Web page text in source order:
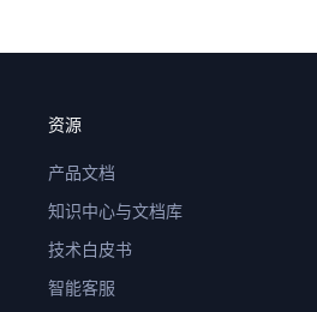
资源
产品文档
知识中心与文档库
技术白皮书
智能客服